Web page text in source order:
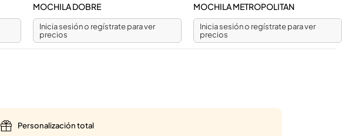
MOCHILA DOBRE
Inicia sesión o regístrate para ver
precios
MOCHILA METROPOLITAN
Inicia sesión o regístrate para ver
precios
Personalización total